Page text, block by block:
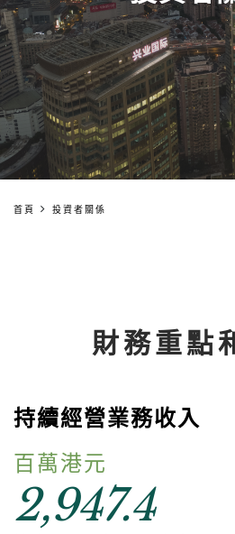
首頁 投資者關係
財務重點
持續經營業務收入
百萬港元
2,947.4